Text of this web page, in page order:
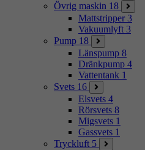
Övrig maskin 18
Mattstripper 3
Vakuumlyft 3
Pump 18
Länspump 8
Dränkpump 4
Vattentank 1
Svets 16
Elsvets 4
Rörsvets 8
Migsvets 1
Gassvets 1
Tryckluft 5